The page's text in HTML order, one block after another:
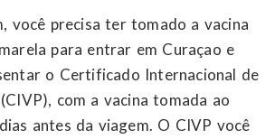
você precisa ter tomado a vacina
para entrar em Curaçao e
o Certificado Internacional de
com a vacina tomada ao
antes da viagem. O CIVP você